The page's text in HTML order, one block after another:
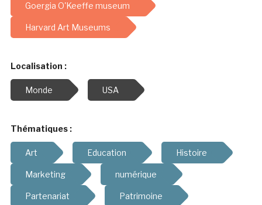
Goergia O'Keeffe museum
Harvard Art Museums
Localisation :
Monde USA
Thématiques :
Art Education Histoire
Marketing numérique
Partenariat Patrimoine